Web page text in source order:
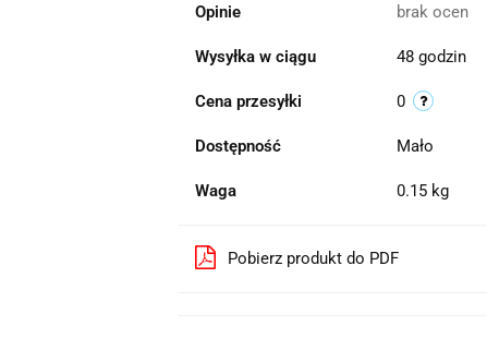
Opinie brak ocen
Wysyłka w ciągu 48 godzin
Cena przesyłki 0
Dostępność Mało
Waga 0.15 kg
Pobierz produkt do PDF